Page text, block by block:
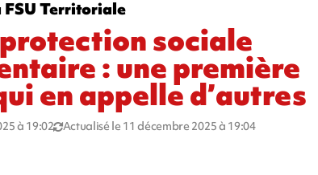
FSU Territoriale
sociale
: une première
en appelle d’autres
à 19:02 Actualisé le 11 décembre 2025 à 19:04